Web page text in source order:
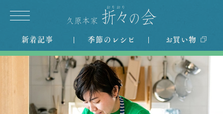
新着記事 季節のレシピ お買い物